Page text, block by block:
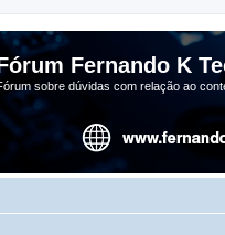
Fernando K
sobre dúvidas com relação ao